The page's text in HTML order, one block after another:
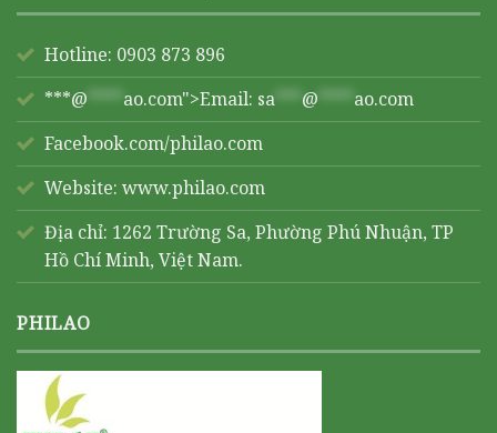
Hotline: 0903 873 896
***@ **** ao.com">Email: sa *** @ **** ao.com
Facebook.com/philao.com
Website: www.philao.com
Địa chỉ: 1262 Trường Sa, Phường Phú Nhuận, TP
Hồ Chí Minh, Việt Nam.
PHILAO